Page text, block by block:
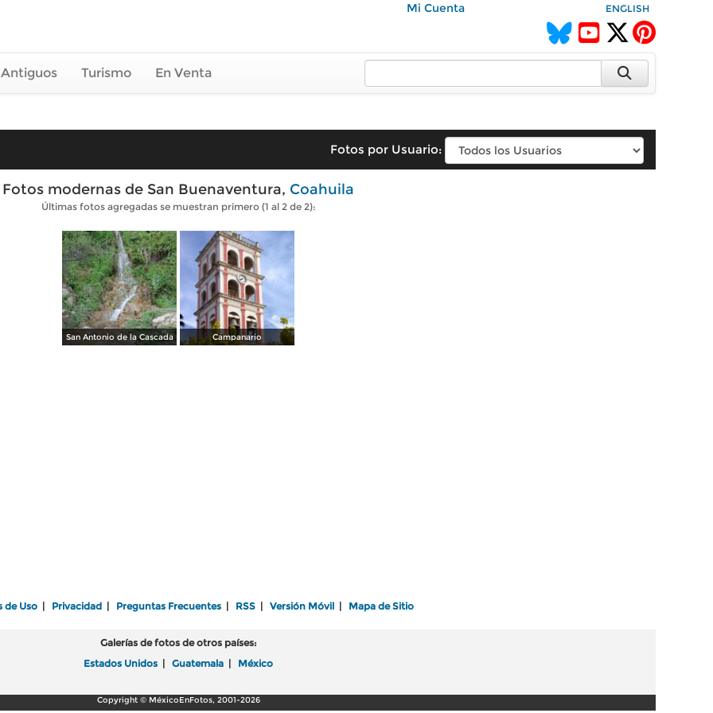
Mi Cuenta ENGLISH
Turismo En Venta
Fotos por Usuario:
Fotos modernas de San Buenaventura, Coahuila
Últimas fotos agregadas se muestran primero (1 al 2 de 2):
San Antonio de la Cascada Campanario
de Uso Privacidad Preguntas Frecuentes RSS Versión Móvil Mapa de Sitio
Galerías de fotos de otros países:
Estados Unidos
Guatemala México
Copyright © MéxicoEnFotos, 2001-2026